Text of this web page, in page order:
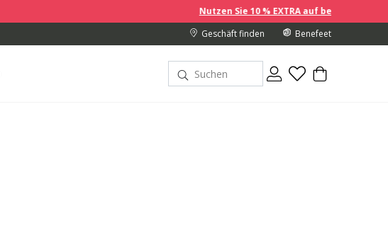
Nutzen Sie 10 % EXTRA auf bereits reduzierte Preise,
Geschäft finden Benefeet